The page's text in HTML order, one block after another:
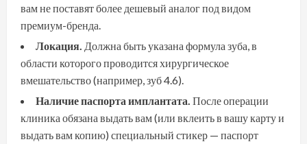
вам не поставят более дешевый аналог под видом
премиум-бренда.
Локация. Должна быть указана формула зуба, в
области которого проводится хирургическое
вмешательство (например, зуб 4.6).
Наличие паспорта имплантата. После операции
клиника обязана выдать вам (или вклеить в вашу карту и
выдать вам копию) специальный стикер — паспорт